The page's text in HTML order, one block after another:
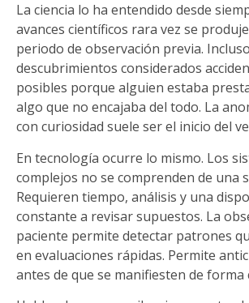
La ciencia lo ha entendido desde
avances científicos rara vez se
periodo de observación previa. Incluso
descubrimientos considerados
posibles porque alguien estaba
algo que no encajaba del todo. La
con curiosidad suele ser el inicio del
En tecnología ocurre lo mismo. Los
complejos no se comprenden de una
Requieren tiempo, análisis y una
constante a revisar supuestos. La
paciente permite detectar patrones
en evaluaciones rápidas. Permite
antes de que se manifiesten de forma